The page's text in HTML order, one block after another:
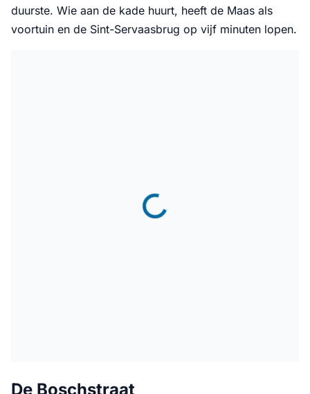
duurste. Wie aan de kade huurt, heeft de Maas als
voortuin en de Sint-Servaasbrug op vijf minuten lopen.
De Boschstraat